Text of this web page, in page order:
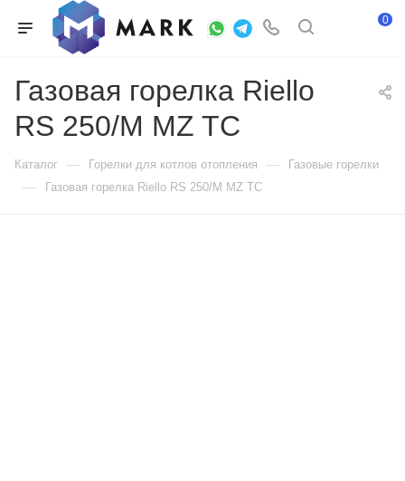
0
Газовая горелка Riello
RS 250/M MZ TC
Каталог — Горелки для котлов отопления — Газовые горелки
— Газовая горелка Riello RS 250/M MZ TC